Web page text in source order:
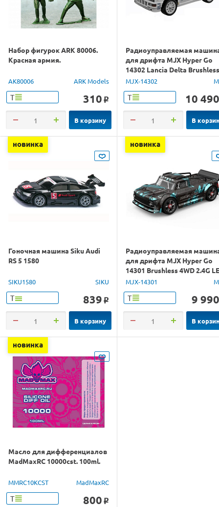
Набор фигурок ARK 80006.
Красная армия.
AK80006 ARK Models
Т 310 o
В корзину
Радиоуправляемая
для дрифта MJX Hyper Go
14302 Lancia Delta Brushless
4WD 2.4G LED 1/14 RTR
MJX-14302
Т 10 490
В
новинка
Гоночная машина Siku Audi
RS 5 1580
SIKU1580 SIKU
Т 839 o
В корзину
новинка
Радиоуправляемая
для дрифта MJX Hyper Go
14301 Brushless 4WD 2.4G
1/14 RTR
MJX-14301
Т 9 990
В
новинка
Масло для дифференциалов
MadMaxRC 10000cst. 100ml.
MMRC10KCST MadMaxRC
Т 800 o